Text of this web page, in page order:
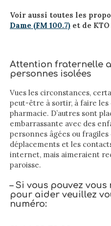
Voir aussi toutes les
Dame (FM 100.7) et de
Attention fraternelle
personnes isolées
Vues les circonstances,
peut-être à sortir, à faire les
pharmacie. D’autres sont
embarrassante avec des
personnes âgées ou
déplacements et les
internet, mais aimeraient
paroisse.
– Si vous pouvez
pour aider veuillez
numéro: